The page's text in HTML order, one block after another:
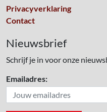
Privacyverklaring
Contact
Nieuwsbrief
Schrijf je in voor onze
Emailadres: